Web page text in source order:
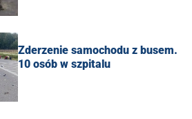
Zderzenie samochodu z busem.
10 osób w szpitalu